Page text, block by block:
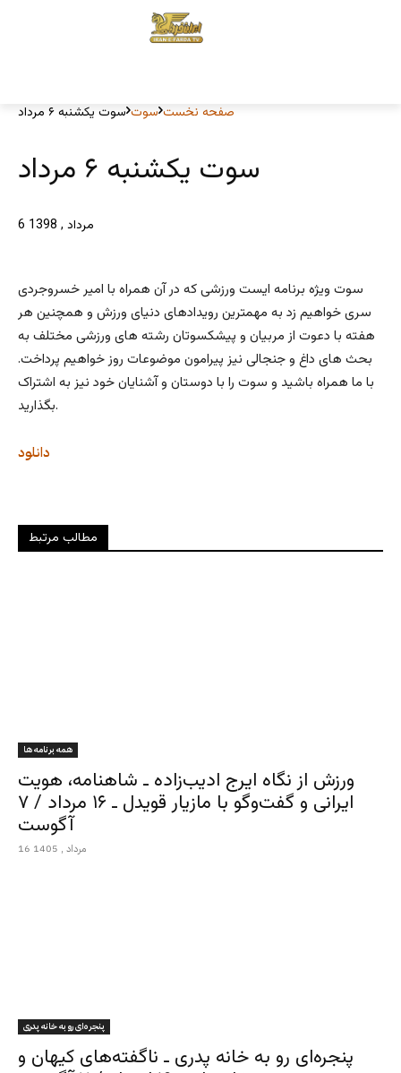
صفحه نخست سوت سوت یکشنبه ۶ مرداد
سوت یکشنبه ۶ مرداد
6 مرداد , 1398
سوت ویژه برنامه ایست ورزشی که در آن همراه با امیر خسروجردی
سری خواهیم زد به مهمترین رویدادهای دنیای ورزش و همچنین هر
هفته با دعوت از مربیان و پیشکسوتان رشته های ورزشی مختلف به
بحث های داغ و جنجالی نیز پیرامون موضوعات روز خواهیم پرداخت.
با ما همراه باشید و سوت را با دوستان و آشنایان خود نیز به اشتراک
بگذارید.
دانلود
مطالب مرتبط
همه برنامه ها
ورزش از نگاه ایرج ادیب‌زاده ـ شاهنامه، هویت
ایرانی و گفت‌وگو با مازیار قویدل ـ ۱۶ مرداد / ۷
آگوست
16 مرداد , 1405
پنجره‌ای رو به خانه پدری
پنجره‌ای رو به خانه پدری ـ ناگفته‌های کیهان و